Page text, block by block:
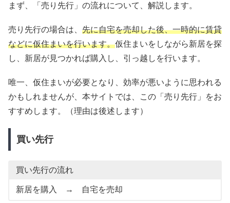
まず、「売り先行」の流れについて、解説します。
売り先行の場合は、 先に自宅を売却した後、一時的に賃貸
などに仮住まいを行います。仮住まいをしながら新居を探
し、新居が見つかれば購入し、引っ越しを行います。
唯一、仮住まいが必要となり、効率が悪いように思われる
かもしれませんが、本サイトでは、この「売り先行」をお
すすめします。（理由は後述します）
買い先行
買い先行の流れ
新居を購入 → 自宅を売却